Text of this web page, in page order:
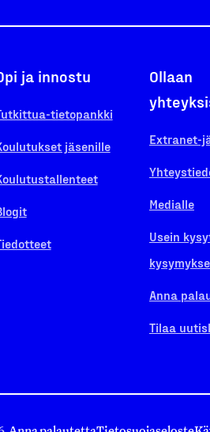
ja innostu
tietopankki
jäsenille
Ollaan
Extranet-
Medialle
Usein
Anna
Tilaa